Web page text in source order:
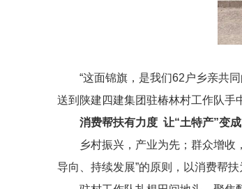
“这面锦旗，是我们62户乡亲共
送到陕建四建集团驻椿林村工作队手
消费帮扶有力度 让“土特产”变
乡村振兴，产业为先；群众增收
导向、持续发展”的原则，以消费帮扶